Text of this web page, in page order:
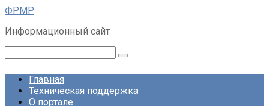
Перейти
контенту
ФРМР
Информационный сайт
Главная
Техническая поддержка
О портале